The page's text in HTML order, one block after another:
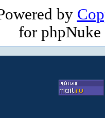
by
for